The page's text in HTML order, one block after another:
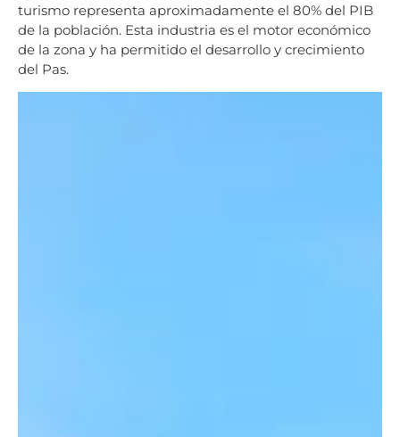
turismo representa aproximadamente el 80% del PIB
de la población. Esta industria es el motor económico
de la zona y ha permitido el desarrollo y crecimiento
del Pas.